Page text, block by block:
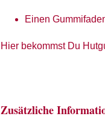
Einen
Hier bekommst Du
Zusätzliche